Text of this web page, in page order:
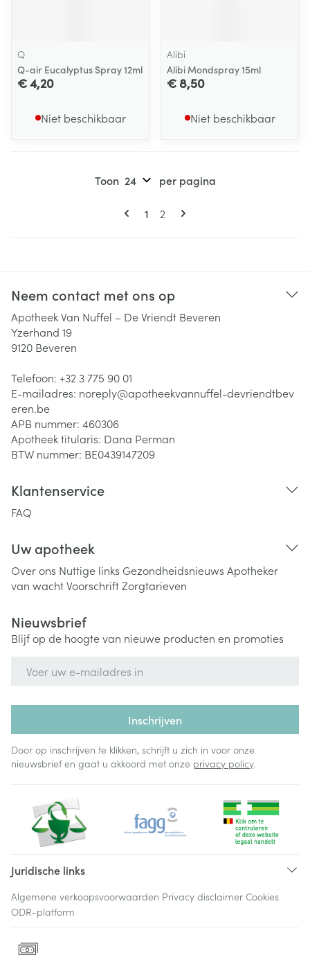
Q
Q-air Eucalyptus Spray 12ml
€ 4,20
Niet beschikbaar
Alibi
Alibi Mondspray 15ml
€ 8,50
Niet beschikbaar
Pagina's
U lees momenteel pagina
1 Pagina
2
Toon per pagina
Neem contact met ons op
Apotheek Van Nuffel – De Vriendt Beveren
Yzerhand 19
9120 Beveren
Telefoon: +32 3 775 90 01
E-mailadres: noreply@apotheekvannuffel-devriendtbev
eren.be
APB nummer: 460306
Apotheek titularis: Dana Perman
BTW nummer: BE0439147209
Klantenservice
FAQ
Uw apotheek
Over ons Nuttige links Gezondheidsnieuws Apotheker
van wachtVoorschriftZorgtarieven
Nieuwsbrief
Blijf op de hoogte van nieuwe producten en promoties
Inschrijven
Door op inschrijven te klikken, schrijft u zich in voor onze
nieuwsbrief en gaat u akkoord met onze privacy policy.
Juridische links
Algemene verkoopsvoorwaarden Privacy disclaimer Cookies
ODR-platform